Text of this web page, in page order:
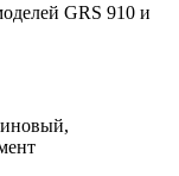
GRS 910 и